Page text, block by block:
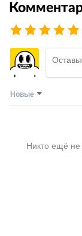
Новые
Никто ещё не